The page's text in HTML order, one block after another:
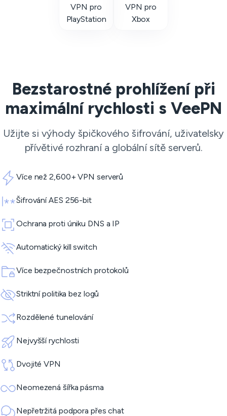
VPN pro
PlayStation
VPN pro
Xbox
Bezstarostné prohlížení při
maximální rychlosti s VeePN
Užijte si výhody špičkového šifrování, uživatelsky
přívětivé rozhraní a globální sítě serverů.
Více než 2,600+ VPN serverů
Šifrování AES 256-bit
Ochrana proti úniku DNS a IP
Automatický kill switch
Více bezpečnostních protokolů
Striktní politika bez logů
Rozdělené tunelování
Nejvyšší rychlosti
Dvojité VPN
Neomezená šířka pásma
Nepřetržitá podpora přes chat